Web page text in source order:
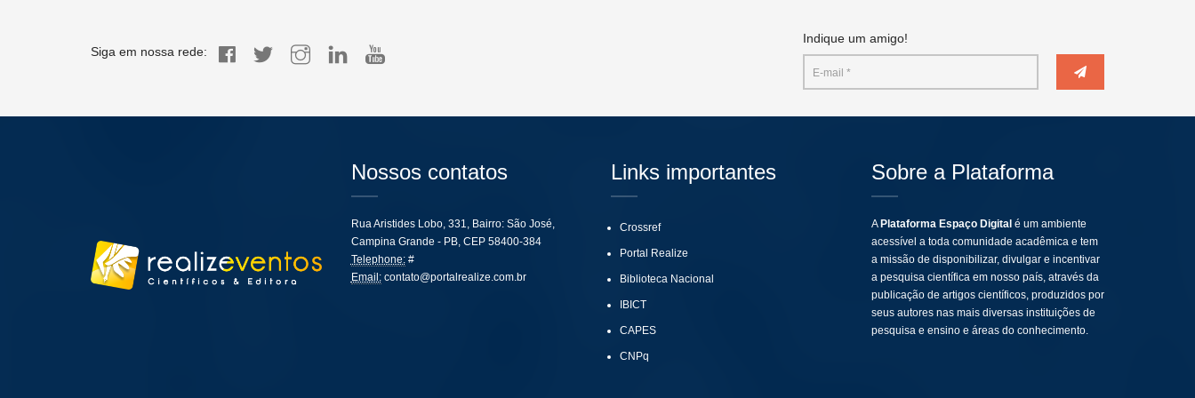
Siga em nossa rede:
Indique um amigo!
Nossos contatos
Rua Aristides Lobo, 331, Bairro: São José,
Campina Grande - PB, CEP 58400-384
Telephone:#
Email: contato@portalrealize.com.br
Links importantes
Crossref
Portal Realize
Biblioteca Nacional
IBICT
CAPES
CNPq
Sobre a Plataforma
A Plataforma Espaço Digital é um ambiente
acessível a toda comunidade acadêmica e tem
a missão de disponibilizar, divulgar e incentivar
a pesquisa científica em nosso país, através da
publicação de artigos científicos, produzidos por
seus autores nas mais diversas instituições de
pesquisa e ensino e áreas do conhecimento.